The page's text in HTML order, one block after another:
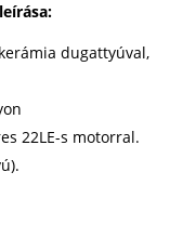
dugattyúval,
22LE-s motorral.